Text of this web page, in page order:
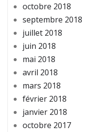
octobre 2018
septembre 2018
juillet 2018
juin 2018
mai 2018
avril 2018
mars 2018
février 2018
janvier 2018
octobre 2017